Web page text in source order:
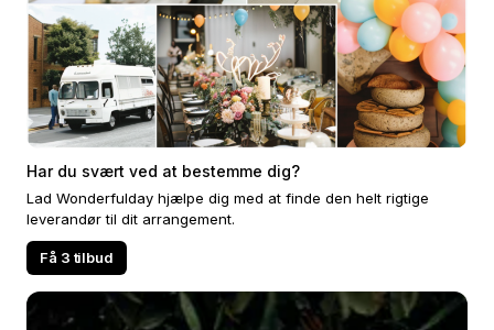
Har du svært ved at bestemme dig?
Lad Wonderfulday hjælpe dig med at finde den helt rigtige
leverandør til dit arrangement.
Få 3 tilbud